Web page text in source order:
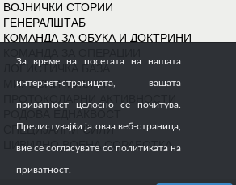
ВОЈНИЧКИ СТОРИИ
ГЕНЕРАЛШТАБ
КОМАНДА ЗА ОБУКА И ДОКТРИНИ
ЛОГИСТИЧКА БАЗА
МИРОВНИ МИСИИ
СПЕЦИЈАЛНИ СИЛИ
ЦИВИЛНО ВОЕНА СОРАБОТКА
За време на посетата на нашата
интернет-страницата, вашата
приватност целосно се почитува.
Прелистувајќи ја оваа веб-страница,
вие се согласувате со политиката на
приватност.